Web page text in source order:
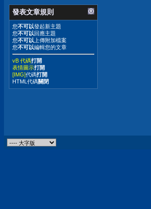
發表文章規則
您不可以發起新主題
您不可以回應主題
您不可以 上傳附加檔案
您不可以編輯您的文章
vB 代碼打開
表情圖示打開
[IMG]代碼打開
HTML代碼關閉